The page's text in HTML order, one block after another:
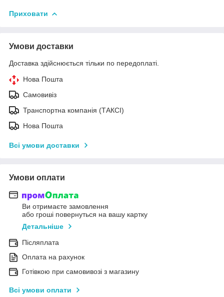
Приховати
Умови доставки
Доставка здійснюється тільки по передоплаті.
Нова Пошта
Самовивіз
Транспортна компанія (ТАКСІ)
Нова Пошта
Всі умови доставки
Умови оплати
Ви отримаєте замовлення
або гроші повернуться на вашу картку
Детальніше
Післяплата
Оплата на рахунок
Готівкою при самовивозі з магазину
Всі умови оплати